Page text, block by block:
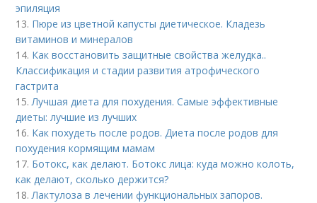
эпиляция
13. Пюре из цветной капусты диетическое. Кладезь
витаминов и минералов
14. Как восстановить защитные свойства желудка..
Классификация и стадии развития атрофического
гастрита
15.Лучшая диета для похудения. Самые эффективные
диеты: лучшие из лучших
16. Как похудеть после родов. Диета после родов для
похудения кормящим мамам
17. Ботокс, как делают. Ботокс лица: куда можно колоть,
как делают, сколько держится?
18.Лактулоза в лечении функциональных запоров.